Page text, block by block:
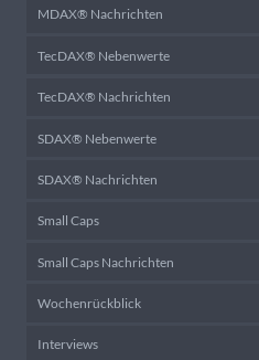
MDAX® Nachrichten
TecDAX® Nebenwerte
TecDAX® Nachrichten
SDAX® Nebenwerte
SDAX® Nachrichten
Small Caps
Small Caps Nachrichten
Wochenrückblick
Interviews